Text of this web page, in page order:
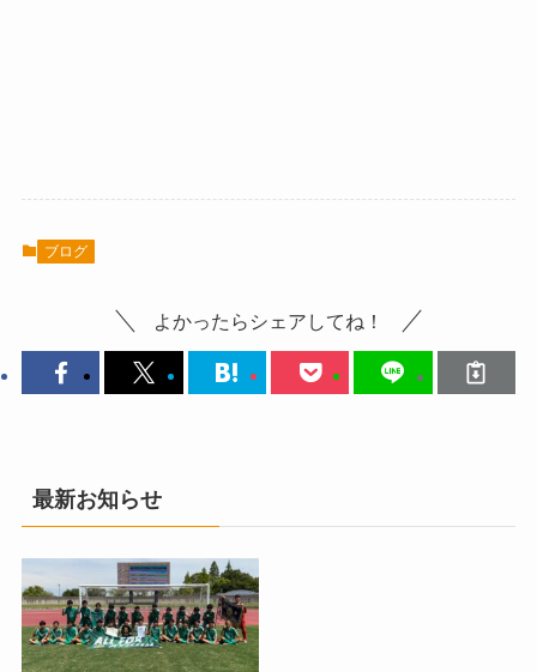
ブログ
よかったらシェアしてね！
最新お知らせ